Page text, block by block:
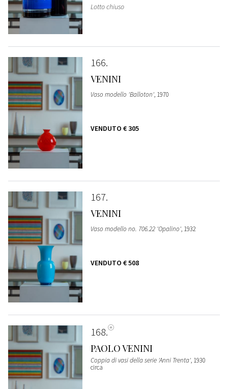
Lotto chiuso
166
VENINI
Vaso modello 'Balloton', 1970
VENDUTO € 305
167
VENINI
Vaso modello no. 706.22 'Opalino', 1932
VENDUTO € 508
168
PAOLO VENINI
Coppia di vasi della serie 'Anni Trenta', 1930
circa